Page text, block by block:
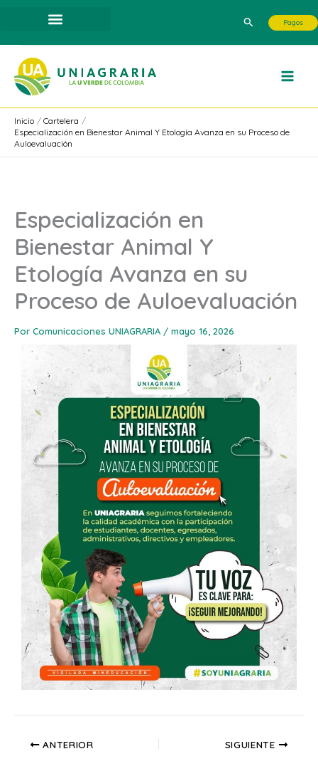
contenido
Buscar Pagos
Inicio
Cartelera
Especialización en Bienestar Animal Y Etología Avanza en su Proceso de
Auloevaluación
Especialización en
Bienestar Animal Y
Etología Avanza en su
Proceso de Auloevaluación
Por Comunicaciones UNIAGRARIA / mayo 16, 2026
ANTERIOR SIGUIENTE